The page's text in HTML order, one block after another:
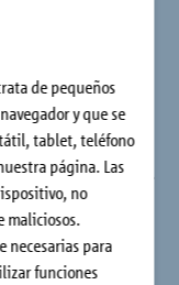
de pequeños
y que se
tablet, teléfono
página. Las
no
maliciosos.
necesarias para
funciones
Schöck estableció
hoy de orientación.
particular, lo que
el servicio, en las
económica.
y derivarse